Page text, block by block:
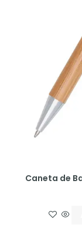
Caneta de